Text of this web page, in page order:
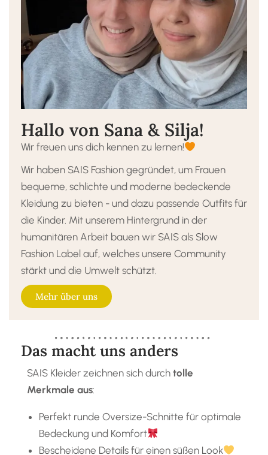
Hallo von Sana & Silja!
Wir freuen uns dich kennen zu lernen!
Wir haben SAIS Fashion gegründet, um Frauen
bequeme, schlichte und moderne bedeckende
Kleidung zu bieten - und dazu passende Outfits für
die Kinder. Mit unserem Hintergrund in der
humanitären Arbeit bauen wir SAIS als Slow
Fashion Label auf, welches unsere Community
stärkt und die Umwelt schützt.
Mehr über uns
Das macht uns anders
SAIS Kleider zeichnen sich durch tolle
Merkmale aus:
Perfekt runde Oversize-Schnitte für optimale
Bedeckung und Komfort
Bescheidene Details für einen süßen Look